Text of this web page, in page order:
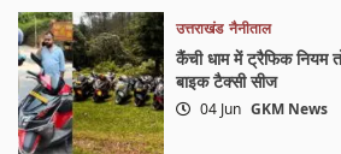
उत्तराखंड नैनीताल
कैंची धाम में ट्रैफिक नियम
बाइक टैक्सी सीज
04 Jun GKM News